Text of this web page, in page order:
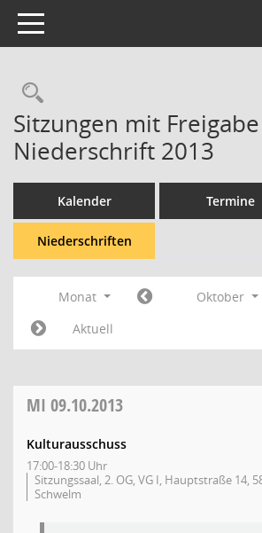
Toggle navigation
Rechercheauswahl
Sitzungen mit
Niederschrift 2013
Kalender Termine
Niederschriften
Monat Oktober
Aktuell
MI 09.10.2013
Kulturausschuss
17:00-18:30 Uhr
Sitzungssaal, 2. OG, VG I, Hauptstraße 14,
Schwelm